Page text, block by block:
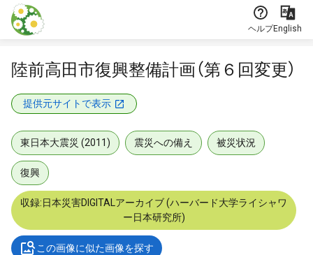
本文に飛ぶ
ヘルプEnglish
陸前高田市復興整備計画（第６回変更）
提供元サイトで表示
東日本大震災 (2011) 震災への備え 被災状況
復興
収録:日本災害DIGITALアーカイブ (ハーバード大学ライシャワ
ー日本研究所)
この画像に似た画像を探す